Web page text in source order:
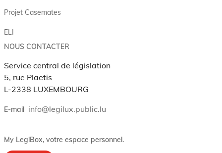
Projet Casemates
ELI
NOUS CONTACTER
Service central de législation
5, rue Plaetis
L-2338 LUXEMBOURG
E-mail info@legilux.public.lu
My LegiBox, votre espace personnel.